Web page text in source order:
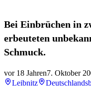
Bei Einbrüchen in
erbeuteten
Schmuck.
vor 18 Jahren7. Oktober
Leibnitz